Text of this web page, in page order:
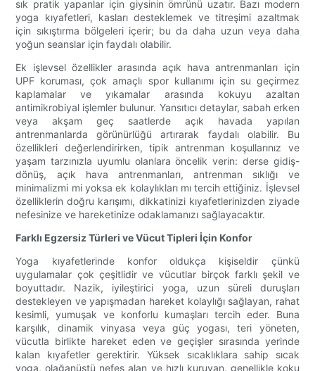
sık pratik yapanlar için giysinin ömrünü uzatır. Bazı modern
yoga kıyafetleri, kasları desteklemek ve titreşimi azaltmak
için sıkıştırma bölgeleri içerir; bu da daha uzun veya daha
yoğun seanslar için faydalı olabilir.
Ek işlevsel özellikler arasında açık hava antrenmanları için
UPF koruması, çok amaçlı spor kullanımı için su geçirmez
kaplamalar ve yıkamalar arasında kokuyu azaltan
antimikrobiyal işlemler bulunur. Yansıtıcı detaylar, sabah erken
veya akşam geç saatlerde açık havada yapılan
antrenmanlarda görünürlüğü artırarak faydalı olabilir. Bu
özellikleri değerlendirirken, tipik antrenman koşullarınız ve
yaşam tarzınızla uyumlu olanlara öncelik verin: derse gidiş-
dönüş, açık hava antrenmanları, antrenman sıklığı ve
minimalizmi mi yoksa ek kolaylıkları mı tercih ettiğiniz. İşlevsel
özelliklerin doğru karışımı, dikkatinizi kıyafetlerinizden ziyade
nefesinize ve hareketinize odaklamanızı sağlayacaktır.
Farklı Egzersiz Türleri ve Vücut Tipleri İçin Konfor
Yoga kıyafetlerinde konfor oldukça kişiseldir çünkü
uygulamalar çok çeşitlidir ve vücutlar birçok farklı şekil ve
boyuttadır. Nazik, iyileştirici yoga, uzun süreli duruşları
destekleyen ve yapışmadan hareket kolaylığı sağlayan, rahat
kesimli, yumuşak ve konforlu kumaşları tercih eder. Buna
karşılık, dinamik vinyasa veya güç yogası, teri yöneten,
vücutla birlikte hareket eden ve geçişler sırasında yerinde
kalan kıyafetler gerektirir. Yüksek sıcaklıklara sahip sıcak
yoga, olağanüstü nefes alan ve hızlı kuruyan, genellikle koku